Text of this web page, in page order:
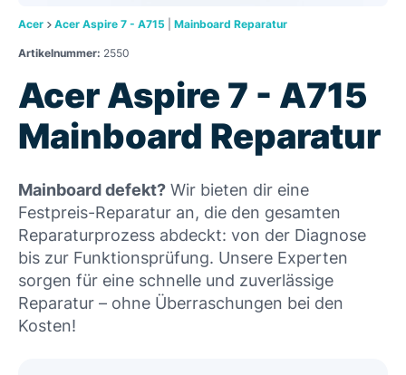
Acer Acer Aspire 7 - A715 Mainboard Reparatur
Artikelnummer: 2550
Acer Aspire 7 - A715
Mainboard Reparatur
Mainboard defekt? Wir bieten dir eine
Festpreis-Reparatur an, die den gesamten
Reparaturprozess abdeckt: von der Diagnose
bis zur Funktionsprüfung. Unsere Experten
sorgen für eine schnelle und zuverlässige
Reparatur – ohne Überraschungen bei den
Kosten!